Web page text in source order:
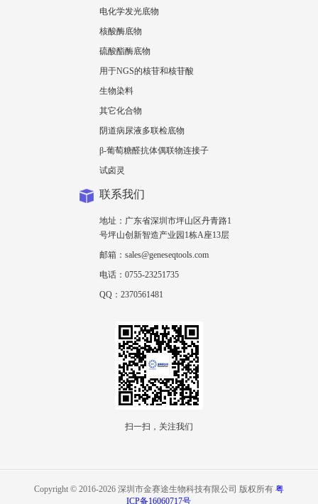
电化学发光底物
核酸酶底物
硫酸酯酶底物
用于NGS的核苷和核苷酸
生物染料
其它化合物
阴道病尿液多联检底物
β-葡萄糖醛抗体偶联物连接子
试卤灵
联系我们
地址：广东省深圳市坪山区丹青路1
号坪山创新智造产业园1栋A座13层
邮箱：sales@geneseqtools.com
电话：0755-23251735
QQ：2370561481
扫一扫，关注我们
Copyright © 2016-2026 深圳市金赛途生物科技有限公司 版权所有 粤
ICP备16060717号